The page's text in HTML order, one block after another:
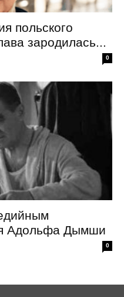
польского
зародилась...
0
Адольфа Дымши
0